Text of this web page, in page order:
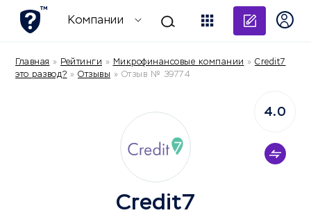
Компании
Главная » Рейтинги » Микрофинансовые компании » Credit7
это развод? » Отзывы » Отзыв № 39774
Credit7
4.0